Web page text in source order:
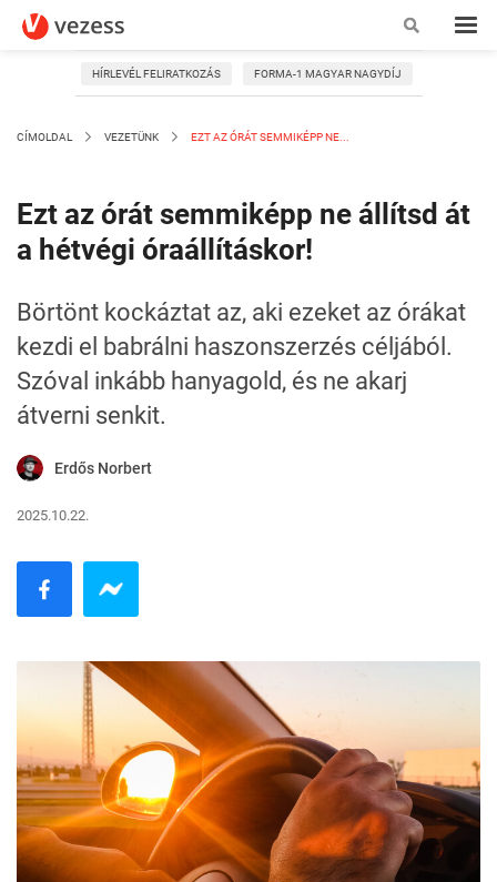
HÍRLEVÉL FELIRATKOZÁS FORMA-1 MAGYAR NAGYDÍJ
CÍMOLDAL VEZETÜNK EZT AZ ÓRÁT SEMMIKÉPP NE...
Ezt az órát semmiképp ne állítsd át
a hétvégi óraállításkor!
Börtönt kockáztat az, aki ezeket az órákat
kezdi el babrálni haszonszerzés céljából.
Szóval inkább hanyagold, és ne akarj
átverni senkit.
Erdős Norbert
2025.10.22.